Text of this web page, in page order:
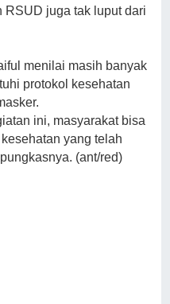
RSUD juga tak luput dari
menilai masih banyak
protokol kesehatan
ini, masyarakat bisa
yang telah
(ant/red)